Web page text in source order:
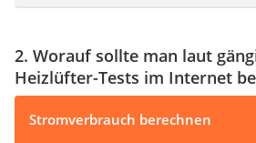
2. Worauf sollte man laut
Heizlüfter-Tests im Internet
Stromverbrauch berechnen